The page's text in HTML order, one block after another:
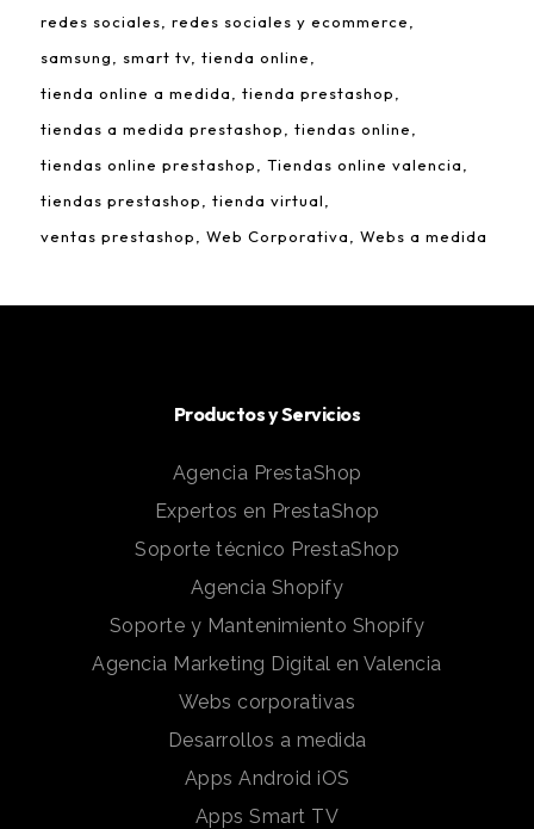
redes sociales
redes sociales y ecommerce
samsung
smart tv tienda online
tienda online a medida
tienda prestashop
tiendas a medida prestashop
tiendas online
tiendas online prestashop
Tiendas online valencia
tiendas prestashop
tienda virtual
ventas prestashop
Web Corporativa Webs a medida
Productos y Servicios
Agencia PrestaShop
Expertos en PrestaShop
Soporte técnico PrestaShop
Agencia Shopify
Soporte y Mantenimiento Shopify
Agencia Marketing Digital en Valencia
Webs corporativas
Desarrollos a medida
Apps Android iOS
Apps Smart TV